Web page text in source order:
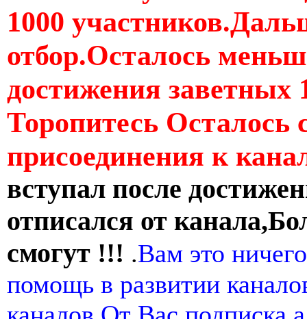
1000
отбор.Осталось
достижения заветных
Торопитесь Осталось
присоединения к
вступал после
отписался от
смогут !!! .Вам это
помощь в развитии